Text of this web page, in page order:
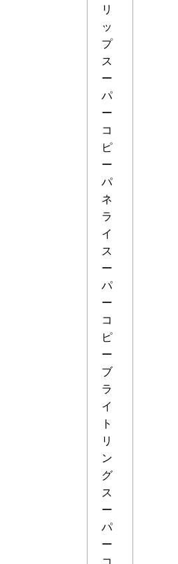
リ
ッ
プ
ス
ー
パ
ー
コ
ピ
ー
パ
ネ
ラ
イ
ス
ー
パ
ー
コ
ピ
ー
ブ
ラ
イ
ト
リ
ン
グ
ス
ー
パ
ー
コ